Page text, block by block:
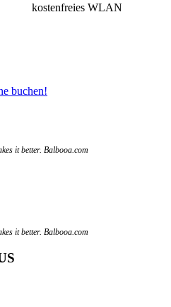
kostenfreies WLAN
buchen!
it better. Balbooa.com
it better. Balbooa.com